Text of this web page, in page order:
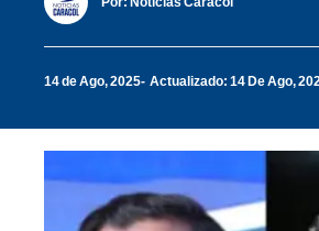
14 de Ago, 2025 Actualizado: 14 De Ago,